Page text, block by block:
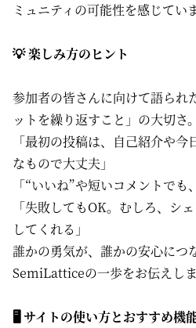
ミュニティの可能性を感じてい
💡 楽しみ方のヒント
参加者の皆さんに向けて語られ
ットを繰り返すこと」の大切さ。
「最初の投稿は、自己紹介や
なもので大丈夫」
「“いいね”や短いコメントでも
「失敗してもOK。むしろ、シ
してくれる」
誰かの勇気が、誰かの安心に
SemiLatticeの一歩をお伝えしま
🖥 サイトの使い方とおすすめ機